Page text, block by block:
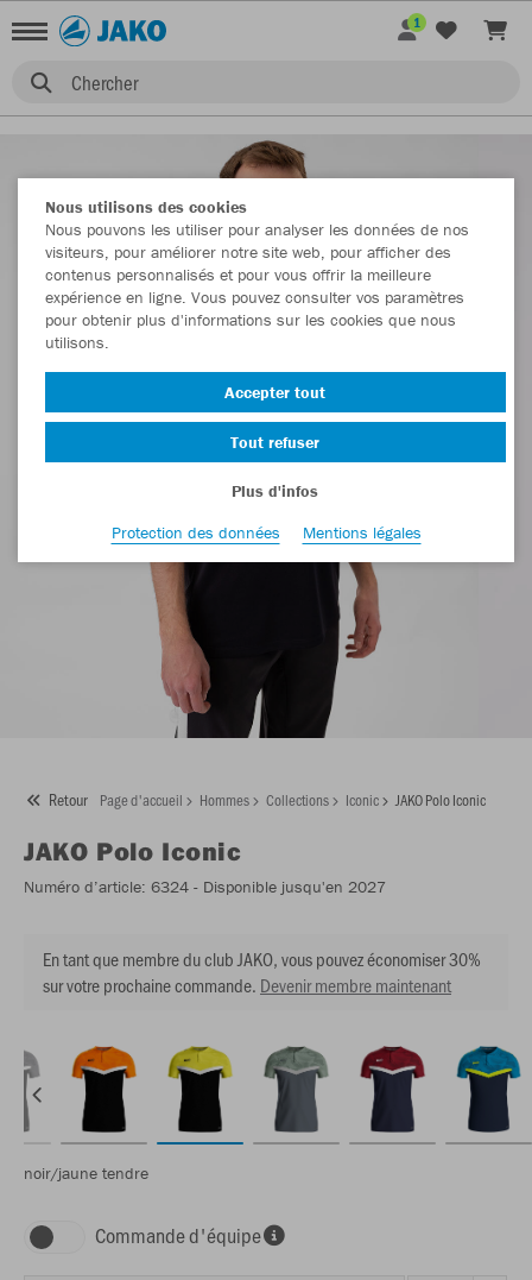
Chercher
1
Retour Page d'accueil Hommes Collections Iconic JAKO Polo Iconic
JAKO Polo Iconic
Numéro d’article: 6324 - Disponible jusqu'en 2027
En tant que membre du club JAKO, vous pouvez économiser 30%
sur votre prochaine commande. Devenir membre maintenant
noir/jaune tendre
Commande d'équipe
Nous utilisons des cookies
Nous pouvons les utiliser pour analyser les données de nos
visiteurs, pour améliorer notre site web, pour afficher des
contenus personnalisés et pour vous offrir la meilleure
expérience en ligne. Vous pouvez consulter vos paramètres
pour obtenir plus d'informations sur les cookies que nous
utilisons.
Accepter tout
Tout refuser
Plus d'infos
Protection des données
Mentions légales